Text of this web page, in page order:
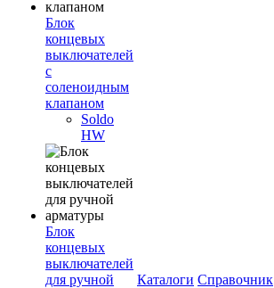
Блок
концевых
выключателей
с
соленоидным
клапаном
Soldo
HW
Блок
концевых
выключателей
для ручной
Каталоги Справочник